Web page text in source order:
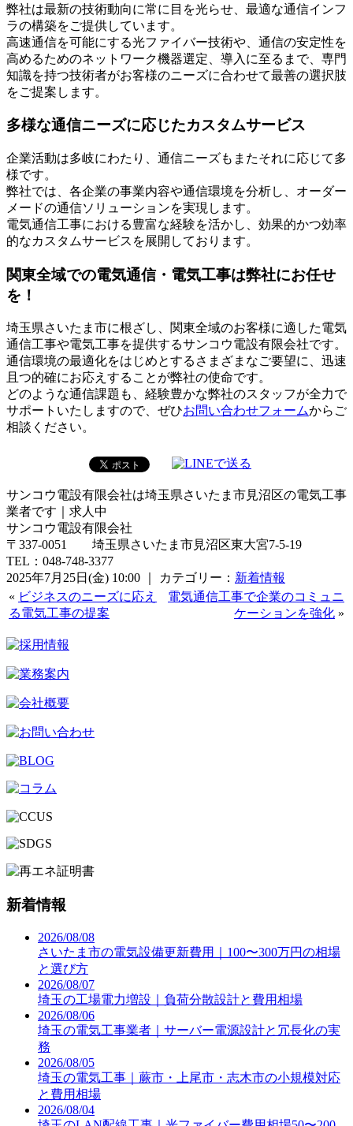
弊社は最新の技術動向に常に目を光らせ、最適な通信インフ
ラの構築をご提供しています。
高速通信を可能にする光ファイバー技術や、通信の安定性を
高めるためのネットワーク機器選定、導入に至るまで、専門
知識を持つ技術者がお客様のニーズに合わせて最善の選択肢
をご提案します。
多様な通信ニーズに応じたカスタムサービス
企業活動は多岐にわたり、通信ニーズもまたそれに応じて多
様です。
弊社では、各企業の事業内容や通信環境を分析し、オーダー
メードの通信ソリューションを実現します。
電気通信工事における豊富な経験を活かし、効果的かつ効率
的なカスタムサービスを展開しております。
関東全域での電気通信・電気工事は弊社にお任せ
を！
埼玉県さいたま市に根ざし、関東全域のお客様に適した電気
通信工事や電気工事を提供するサンコウ電設有限会社です。
通信環境の最適化をはじめとするさまざまなご要望に、迅速
且つ的確にお応えすることが弊社の使命です。
どのような通信課題も、経験豊かな弊社のスタッフが全力で
サポートいたしますので、ぜひお問い合わせフォームからご
相談ください。
サンコウ電設有限会社は埼玉県さいたま市見沼区の電気工事
業者です｜求人中
サンコウ電設有限会社
〒337-0051 埼玉県さいたま市見沼区東大宮7-5-19
TEL：048-748-3377
2025年7月25日(金) 10:00 ｜ カテゴリー： 新着情報
« ビジネスのニーズに応え
る電気工事の提案
電気通信工事で企業のコミュニ
ケーションを強化 »
新着情報
2026/08/08
さいたま市の電気設備更新費用｜100〜300万円の相場
と選び方
2026/08/07
埼玉の工場電力増設｜負荷分散設計と費用相場
2026/08/06
埼玉の電気工事業者｜サーバー電源設計と冗長化の実
務
2026/08/05
埼玉の電気工事｜蕨市・上尾市・志木市の小規模対応
と費用相場
2026/08/04